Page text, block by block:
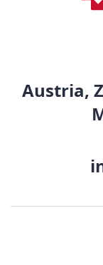
Austria,